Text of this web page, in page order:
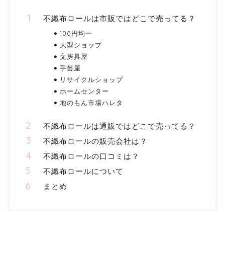
不織布ロールは市販ではどこで売ってる？
100円均一
大型ショップ
文房具屋
手芸屋
リサイクルショップ
ホームセンター
地のもん市場ハレタ
不織布ロールは通販ではどこで売ってる？
不織布ロールの販売会社は？
不織布ロールの口コミは？
不織布ロールについて
まとめ